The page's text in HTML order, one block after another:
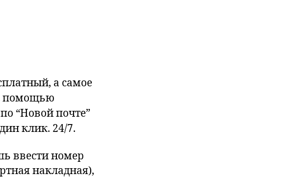
а самое
помощью
“Новой почте”
клик. 24/7.
ввести номер
накладная),